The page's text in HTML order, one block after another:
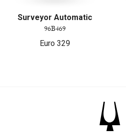
Surveyor Automatic
96B469
Euro 329